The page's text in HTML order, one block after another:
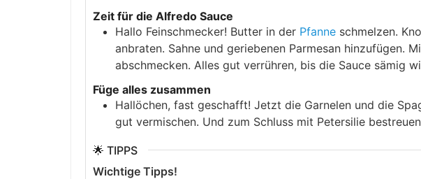
Zeit für die Alfredo Sauce
Hallo Feinschmecker! Butter in der Pfanne schmelzen.
anbraten. Sahne und geriebenen Parmesan hinzufügen.
abschmecken. Alles gut verrühren, bis die Sauce sämig
Füge alles zusammen
Hallöchen, fast geschafft! Jetzt die Garnelen und die
gut vermischen. Und zum Schluss mit Petersilie
🌟 TIPPS
Wichtige Tipps!